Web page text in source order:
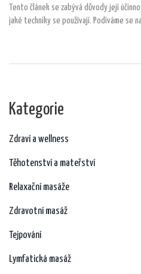
Tento článek se zabývá důvody její
jaké techniky se používají. Podíváme se
Kategorie
Zdraví a wellness
Těhotenství a mateřství
Relaxační masáže
Zdravotní masáž
Tejpování
Lymfatická masáž